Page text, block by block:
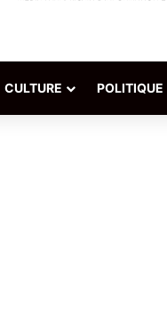
CULTURE POLITIQUE